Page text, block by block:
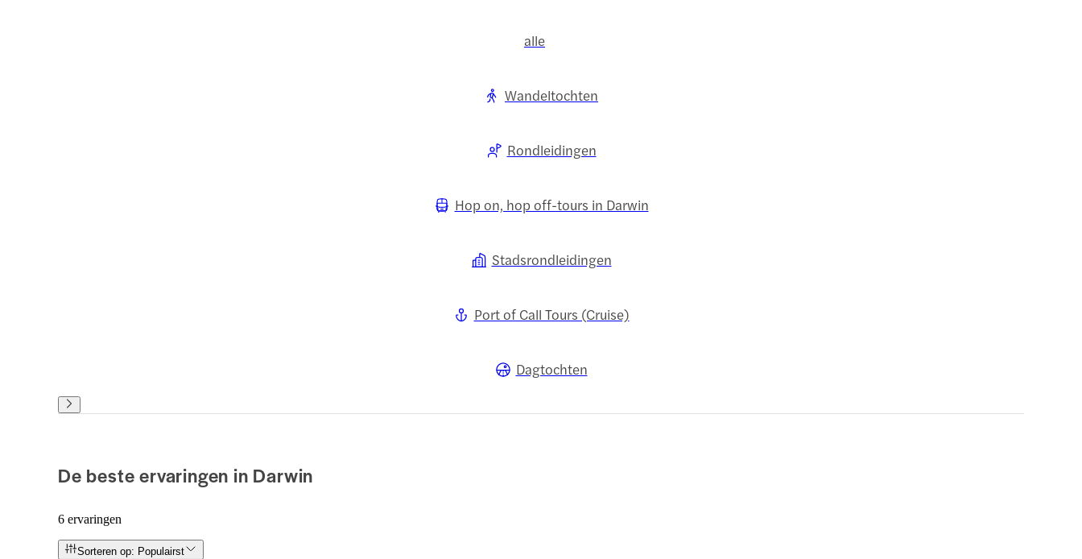
alle
Wandeltochten
Rondleidingen
Hop on, hop off-tours in Darwin
Stadsrondleidingen
Port of Call Tours (Cruise)
Dagtochten
De beste ervaringen in Darwin
6 ervaringen
Sorteren op: Populairst